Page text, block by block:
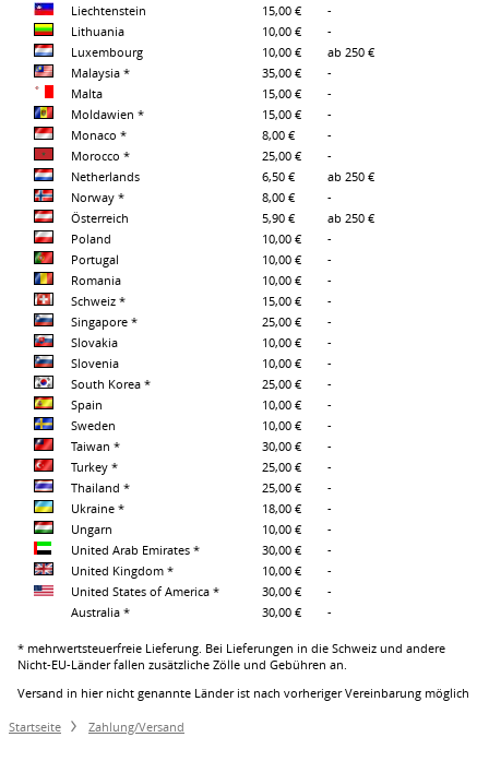
Liechtenstein
15,00 €
-
Lithuania
10,00 €
-
Luxembourg
10,00 €
ab 250 €
Malaysia *
35,00 €
-
Malta
15,00 €
-
Moldawien *
15,00 €
-
Monaco *
8,00 €
-
Morocco *
25,00 €
-
Netherlands
6,50 €
ab 250 €
Norway *
8,00 €
-
Österreich
5,90 €
ab 250 €
Poland
10,00 €
-
Portugal
10,00 €
-
Romania
10,00 €
-
Schweiz *
15,00 €
-
Singapore *
25,00 €
-
Slovakia
10,00 €
-
Slovenia
10,00 €
-
South Korea *
25,00 €
-
Spain
10,00 €
-
Sweden
10,00 €
-
Taiwan *
30,00 €
-
Turkey *
25,00 €
-
Thailand *
25,00 €
-
Ukraine *
18,00 €
-
Ungarn
10,00 €
-
United Arab Emirates *
30,00 €
-
United Kingdom *
10,00 €
-
United States of America *
30,00 €
-
Australia *
30,00 € -
* mehrwertsteuerfreie Lieferung. Bei Lieferungen in die Schweiz und andere
Nicht-EU-Länder fallen zusätzliche Zölle und Gebühren an.
Versand in hier nicht genannte Länder ist nach vorheriger Vereinbarung möglich
Startseite Zahlung/Versand